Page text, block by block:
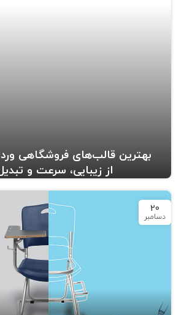
بهترین قالب‌های فروشگاهی
از زیبایی، سرعت و تبدیل
20
دسامبر